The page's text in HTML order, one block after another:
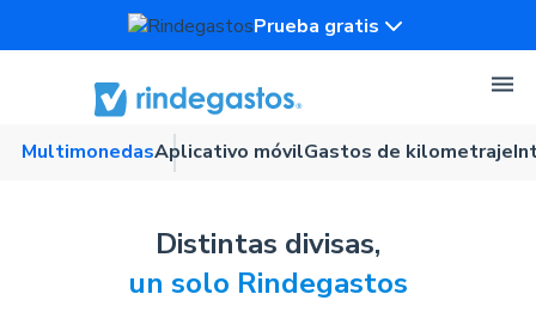
Prueba gratis
MultimonedasAplicativo móvilGastos de kilometraje
Distintas divisas,
un solo Rindegastos